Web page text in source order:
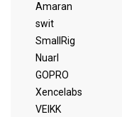
Amaran
swit
SmallRig
Nuarl
GOPRO
Xencelabs
VEIKK